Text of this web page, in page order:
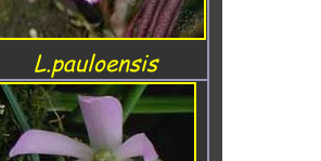
L.pauloensis